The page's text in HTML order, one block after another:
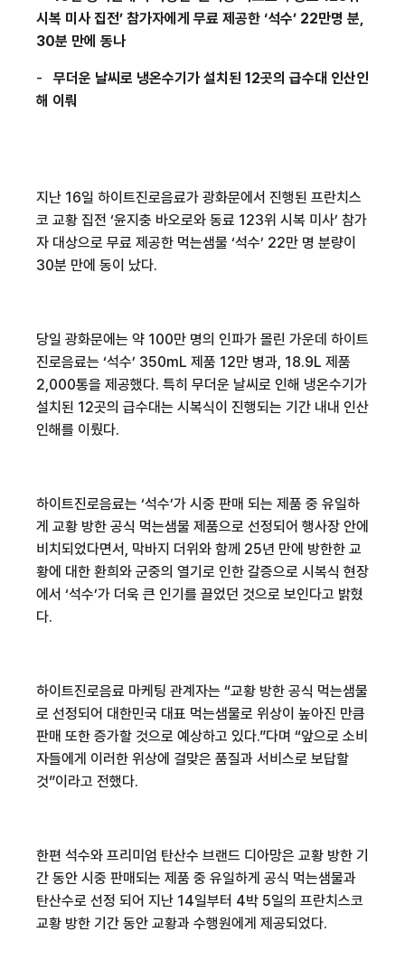
시복 미사 집전’ 참가자에게 무료 제공한 ‘석수’ 22만명 분,
30분 만에 동나
- 무더운 날씨로 냉온수기가 설치된 12곳의 급수대 인산인
해 이뤄
지난 16일 하이트진로음료가 광화문에서 진행된 프란치스
코 교황 집전 ‘윤지충 바오로와 동료 123위 시복 미사’ 참가
자 대상으로 무료 제공한 먹는샘물 ‘석수’ 22만 명 분량이
30분 만에 동이 났다.
당일 광화문에는 약 100만 명의 인파가 몰린 가운데 하이트
진로음료는 ‘석수’ 350mL 제품 12만 병과, 18.9L 제품
2,000통을 제공했다. 특히 무더운 날씨로 인해 냉온수기가
설치된 12곳의 급수대는 시복식이 진행되는 기간 내내 인산
인해를 이뤘다.
하이트진로음료는 ‘석수’가 시중 판매 되는 제품 중 유일하
게 교황 방한 공식 먹는샘물 제품으로 선정되어 행사장 안에
비치되었다면서 , 막바지 더위와 함께 25년 만에 방한한 교
황에 대한 환희와 군중의 열기로 인한 갈증으로 시복식 현장
에서 ‘석수’가 더욱 큰 인기를 끌었던 것으로 보인다고 밝혔
다.
하이트진로음료 마케팅 관계자는 “교황 방한 공식 먹는샘물
로 선정되어 대한민국 대표 먹는샘물로 위상이 높아진 만큼
판매 또한 증가할 것으로 예상하고 있다.”다며 “앞으로 소비
자들에게 이러한 위상에 걸맞은 품질과 서비스로 보답할
것”이라고 전했다.
한편 석수와 프리미엄 탄산수 브랜드 디아망은 교황 방한 기
간 동안 시중 판매되는 제품 중 유일하게 공식 먹는샘물과
탄산수로 선정 되어 지난 14일부터 4박 5일의 프란치스코
교황 방한 기간 동안 교황과 수행원에게 제공되었다.